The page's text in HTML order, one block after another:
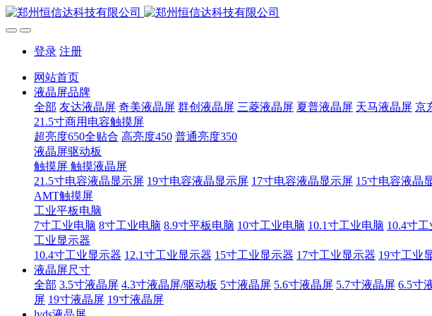
登录 注册
网站首页
液晶屏品牌
全部 友达液晶屏 奇美液晶屏 群创液晶屏 三菱液晶屏 夏普液晶屏 天马液晶屏 京
21.5寸商用电容触摸屏
超亮度650全贴合 高亮度450 普通亮度350
液晶屏驱动板
触摸屏 触摸液晶屏
21.5寸电容液晶显示屏 19寸电容液晶显示屏 17寸电容液晶显示屏 15寸电容液晶
AMT触摸屏
工业平板电脑
7寸工业电脑 8寸工业电脑 8.9寸平板电脑 10寸工业电脑 10.1寸工业电脑 10.4寸
工业显示器
10.4寸工业显示器 12.1寸工业显示器 15寸工业显示器 17寸工业显示器 19寸工业
液晶屏尺寸
全部 3.5寸液晶屏 4.3寸液晶屏/驱动板 5寸液晶屏 5.6寸液晶屏 5.7寸液晶屏 6.5寸
屏 19寸液晶屏 19寸液晶屏